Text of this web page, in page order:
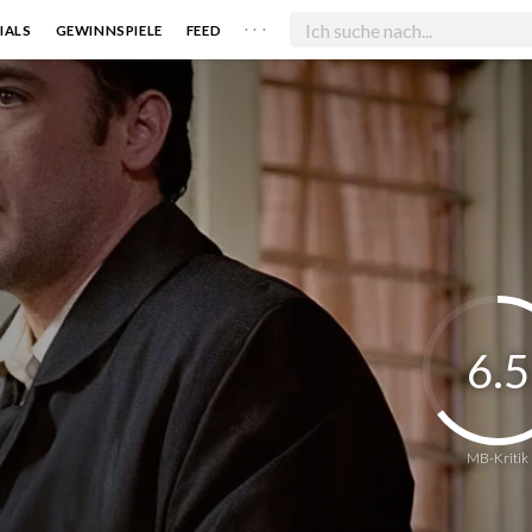
GEWINNSPIELE FEED . . .
MB-Kritik
6.5